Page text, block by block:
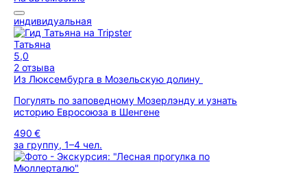
индивидуальная
Татьяна
5,0
2 отзыва
Из Люксембурга в Мозельскую долину
Погулять по заповедному Мозерлэнду и узнать
историю Евросоюза в Шенгене
490 €
за группу, 1–4 чел.